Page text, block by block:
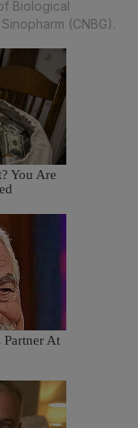
Biological
(CNBG).